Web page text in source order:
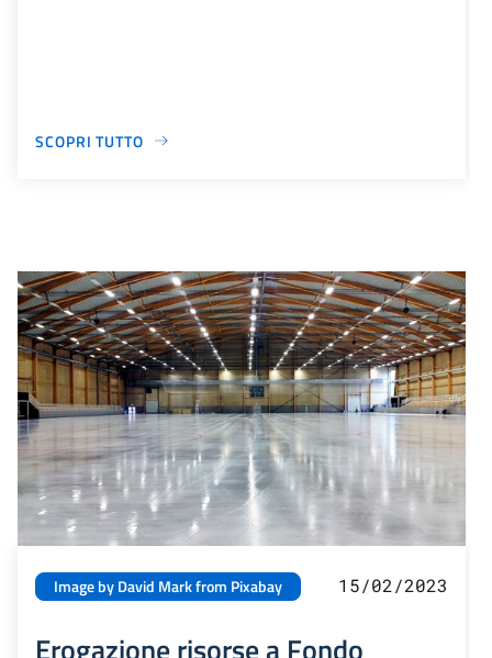
SCOPRI TUTTO
Image by David Mark from Pixabay 15/02/2023
Erogazione risorse a Fondo